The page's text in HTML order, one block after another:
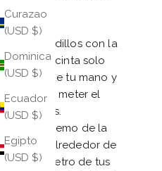
Curazao
(USD $)
Dominica
(USD $)
Ecuador
(USD $)
Egipto
(USD $)
de tus nudillos con la
de que la cinta solo
de tu mano y
puedes meter el
bangles.
el extremo de la
alrededor de
el perímetro de tus